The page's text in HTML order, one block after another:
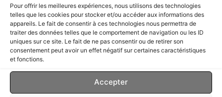
Pour offrir les meilleures expériences, nous utilisons des technologies
telles que les cookies pour stocker et/ou accéder aux informations des
appareils. Le fait de consentir à ces technologies nous permettra de
traiter des données telles que le comportement de navigation ou les ID
uniques sur ce site. Le fait de ne pas consentir ou de retirer son
consentement peut avoir un effet négatif sur certaines caractéristiques
et fonctions.
Accepter
série de garanties électorales qui satisfassent
tous les participants va déboucher sur une
seconde rébellion contre la ligne
abstentionniste.
Des militants de l’opposition
saisissent la justice pour régler